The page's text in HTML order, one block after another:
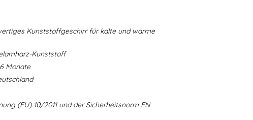
Kunststoffgeschirr für kalte und warme
Kunststoff
Monate
(EU) 10/2011 und der Sicherheitsnorm EN